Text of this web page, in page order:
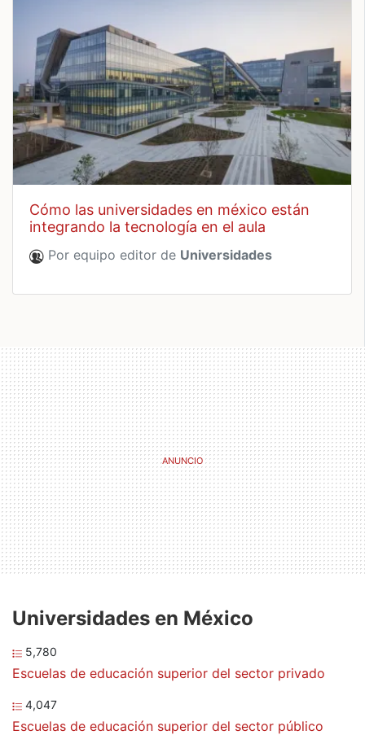
cómo las universidades en méxico están
integrando la tecnología en el aula
Por equipo editor de Universidades
Universidades en México
5,780
Escuelas de educación superior del sector privado
4,047
Escuelas de educación superior del sector público